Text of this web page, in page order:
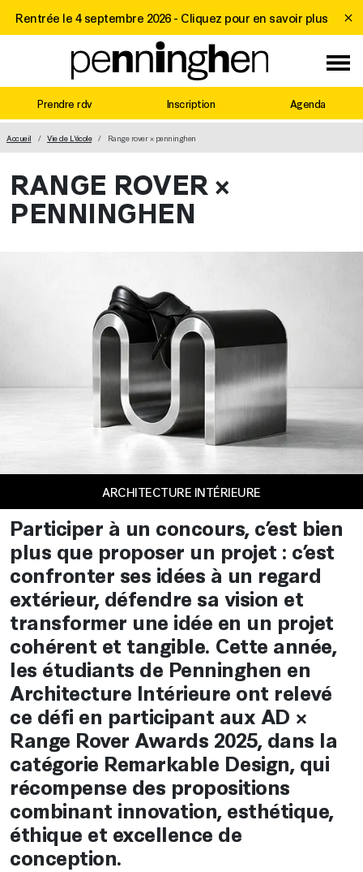
Rentrée le 4 septembre 2026 - Cliquez pour en savoir plus
Prendre rdv Inscription Agenda
MAIN NAVIGATION
Accueil Vie de L'école Range rover × penninghen
RANGE ROVER ×
PENNINGHEN
ARCHITECTURE INTÉRIEURE
Participer à un concours, c’est bien
plus que proposer un projet : c’est
confronter ses idées à un regard
extérieur, défendre sa vision et
transformer une idée en un projet
cohérent et tangible. Cette année,
les étudiants de Penninghen en
Architecture Intérieure ont relevé
ce défi en participant aux AD ×
Range Rover Awards 2025, dans la
catégorie Remarkable Design, qui
récompense des propositions
combinant innovation, esthétique,
éthique et excellence de
conception.